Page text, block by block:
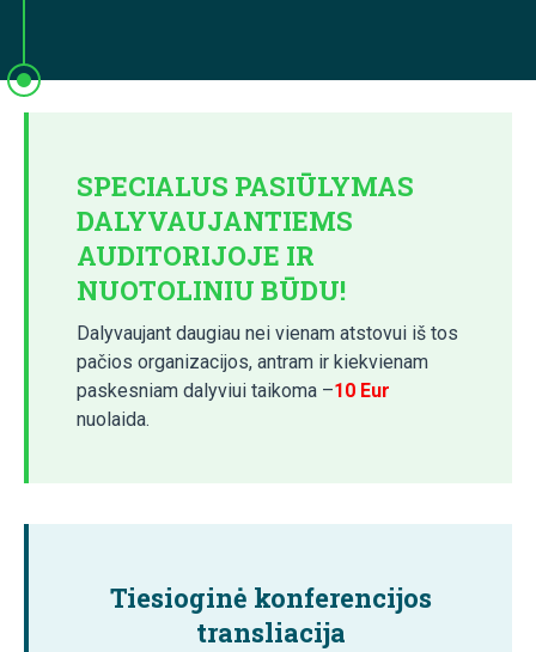
SPECIALUS PASIŪLYMAS
DALYVAUJANTIEMS
AUDITORIJOJE IR
NUOTOLINIU BŪDU!
Dalyvaujant daugiau nei vienam atstovui iš tos
pačios organizacijos, antram ir kiekvienam
paskesniam dalyviui taikoma –10 Eur
nuolaida.
Tiesioginė konferencijos
transliacija